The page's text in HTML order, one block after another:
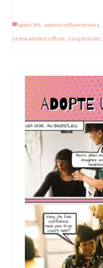
apéri'tifs, aperocoiffurerennes,
celineateliercoiffure, coupemulet,